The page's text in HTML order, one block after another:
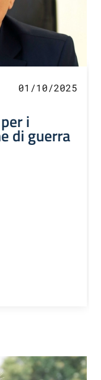
01/10/2025
i
di guerra